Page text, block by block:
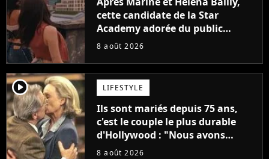
cette candidate de la Star
Academy adorée du public
annonce son premier album,
8 août 2026
player2 LIFESTYLE
Ils sont mariés depuis 75 ans,
c'est le couple le plus durable
d'Hollywood : "Nous avons
avancé jour après jour, et les
8 août 2026